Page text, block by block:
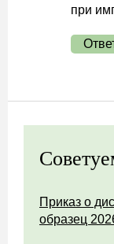
при
Приказ о
образец